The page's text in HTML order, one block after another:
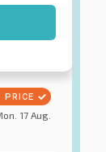
17 Aug.